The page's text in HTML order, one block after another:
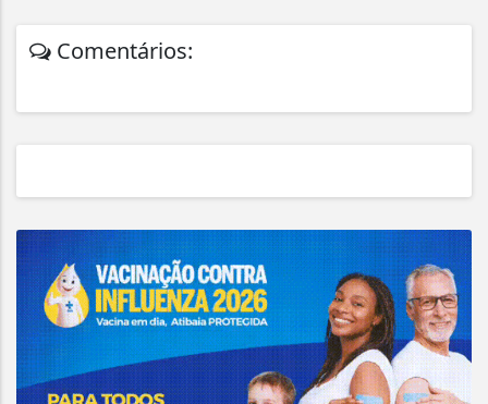
Comentários: